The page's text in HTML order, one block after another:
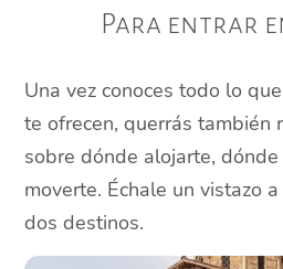
Para entrar
Una vez conoces todo lo
te ofrecen, querrás también
sobre dónde alojarte, dónde
moverte. Échale un vistazo
dos destinos.